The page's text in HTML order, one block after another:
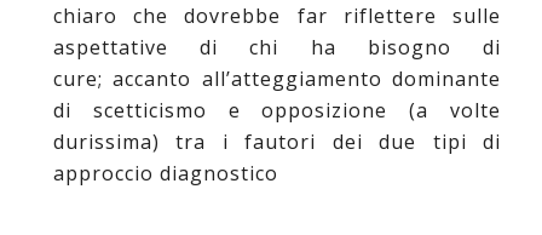
chiaro che dovrebbe far riflettere sulle
aspettative di chi ha bisogno di
cure; accanto all’atteggiamento dominante
di scetticismo e opposizione (a volte
durissima) tra i fautori dei due tipi di
approccio diagnostico